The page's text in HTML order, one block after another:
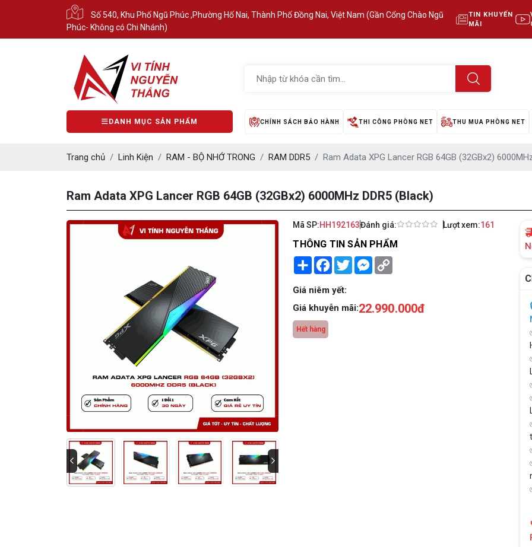
Số 540, Khu Phố Ngũ Phúc ,Phường Hố Nai, Thành Phố Đồng Nai, Việt Nam (Gần Cổng Chào Ngũ
Phúc- Không có Chi Nhánh)
TIN KHUYẾN
MÃI
DANH MỤC SẢN PHẨM CHÍNH SÁCH BẢO HÀNH THI CÔNG PHÒNG NET THU MUA PHÒNG NET
Trang chủ Linh Kiện RAM - BỘ NHỚ TRONG RAM DDR5 Ram Adata XPG Lancer RGB 64GB (32GBx2)
Ram Adata XPG Lancer RGB 64GB (32GBx2) 6000MHz DDR5 (Black)
Mã SP:HH192163Đánh giá: Lượt xem:161
THÔNG TIN SẢN PHẨM
ShareFacebook
TwitterMessenger
Giá niêm yết:
Giá khuyễn mãi:22.990.000đ
Hết hàng